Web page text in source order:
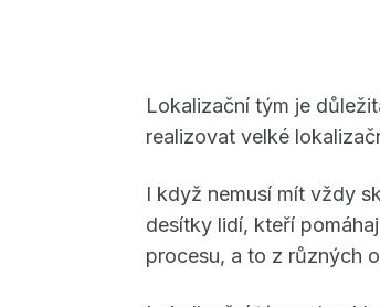
Lokalizační tým je
realizovat velké
I když nemusí mít vždy
desítky lidí, kteří
procesu, a to z různých